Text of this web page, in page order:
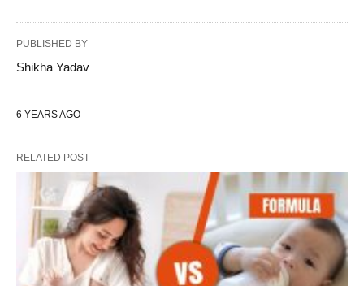
PUBLISHED BY
Shikha Yadav
6 YEARS AGO
RELATED POST